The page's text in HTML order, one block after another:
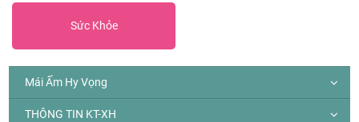
Sức Khỏe
Mái Ấm Hy Vọng
THÔNG TIN KT-XH